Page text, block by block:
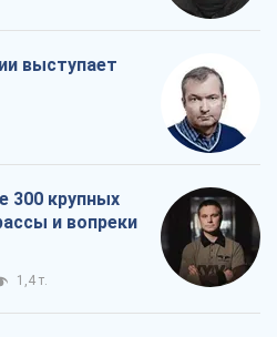
выступает
300 крупных
и вопреки
1,4 т.